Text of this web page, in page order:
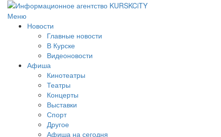
Меню
Новости
Главные новости
В Курске
Видеоновости
Афиша
Кинотеатры
Театры
Концерты
Выставки
Спорт
Другое
Афиша на сегодня